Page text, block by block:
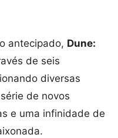
antecipado, Dune:
de seis
diversas
de novos
e uma infinidade de